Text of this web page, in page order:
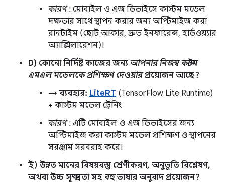
কারণ: মোবাইল ও এজ ডিভাইসে কাস্টম মডেল
দক্ষতার সাথে স্থাপন করার জন্য অপ্টিমাইজ করা
রানটাইম (ছোট আকার, দ্রুত ইনফারেন্স, হার্ডওয়্যার
অ্যাক্সিলারেশন)।
D) কোনো নির্দিষ্ট কাজের জন্য আপনার নিজস্ব কাস্টম
এমএল মডেলকে প্রশিক্ষণ দেওয়ারপ্রয়োজন আছে?
→ ব্যবহার: LiteRT (TensorFlow Lite Runtime)
+ কাস্টম মডেল ট্রেনিং
কারণ: এটি মোবাইল ও এজ ডিভাইসের জন্য
অপ্টিমাইজ করা কাস্টম মডেল প্রশিক্ষণ ও স্থাপনের
সরঞ্জাম সরবরাহ করে।
ই) উন্নত মানের বিষয়বস্তু শ্রেণীকরণ, অনুভূতি বিশ্লেষণ,
অথবা উচ্চ সূক্ষ্মতা সহ বহুভাষার অনুবাদ প্রয়োজন?